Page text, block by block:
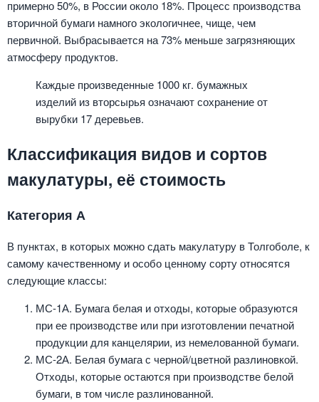
примерно 50%, в России около 18%. Процесс производства
вторичной бумаги намного экологичнее, чище, чем
первичной. Выбрасывается на 73% меньше загрязняющих
атмосферу продуктов.
Каждые произведенные 1000 кг. бумажных
изделий из вторсырья означают сохранение от
вырубки 17 деревьев.
Классификация видов и сортов
макулатуры, её стоимость
Категория А
В пунктах, в которых можно сдать макулатуру в Толгоболе, к
самому качественному и особо ценному сорту относятся
следующие классы:
МС-1А. Бумага белая и отходы, которые образуются
при ее производстве или при изготовлении печатной
продукции для канцелярии, из немелованной бумаги.
МС-2А. Белая бумага с черной/цветной разлиновкой.
Отходы, которые остаются при производстве белой
бумаги, в том числе разлинованной.